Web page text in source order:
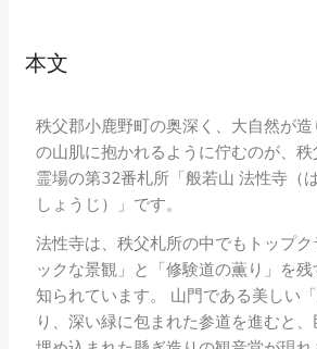
本文
秩父郡小鹿野町の奥深く、大自然が
の山肌に抱かれるように佇むのが、
霊場の第32番札所「般若山 法性寺（
しょうじ）」です。
法性寺は、秩父札所の中でもトップク
ックな景観」と「修験道の薫り」を
知られています。 山門である美しい
り、深い緑に包まれた参道を進むと